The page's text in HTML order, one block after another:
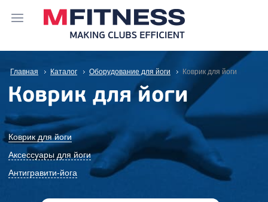
Главная Каталог Оборудование для йоги Коврик для йоги
Коврик для йоги
Коврик для йоги
Аксессуары для йоги
Антигравити-йога